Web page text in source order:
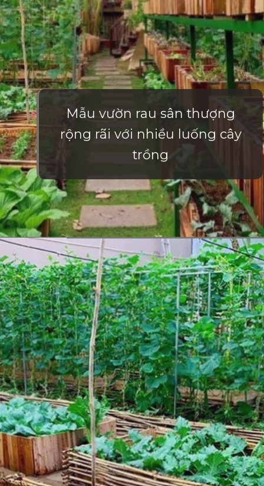
Mẫu vườn rau sân thượng
rộng rãi với nhiều luống cây
trồng
Đang mở https://vietnamxua.edu.vn/mau-vuon-rau-dep-tai-nha